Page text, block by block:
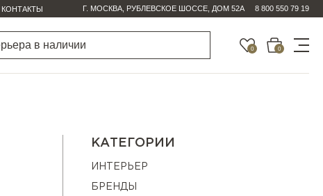
КОНТАКТЫ Г. МОСКВА, РУБЛЕВСКОЕ ШОССЕ, ДОМ 52А 8 800 550 79 19
0 0
КАТЕГОРИИ
ИНТЕРЬЕР
БРЕНДЫ